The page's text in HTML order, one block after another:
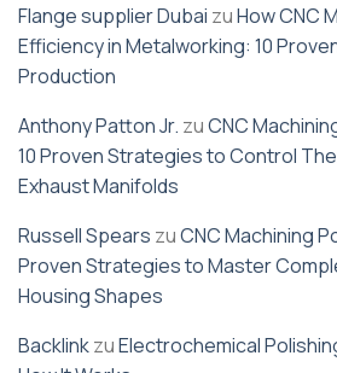
Flange supplier Dubai zuHow CNC
Efficiency in Metalworking: 10
Production
Anthony Patton Jr. zuCNC
10 Proven Strategies to Control
Exhaust Manifolds
Russell Spears zuCNC Machining
Proven Strategies to Master
Housing Shapes
BacklinkzuElectrochemical